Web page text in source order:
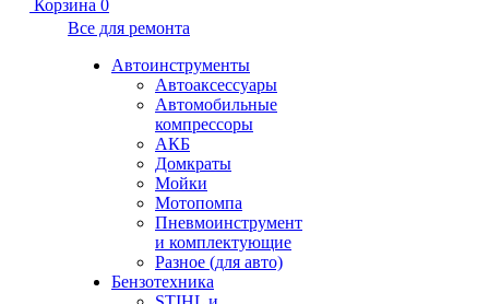
Корзина 0
Все для ремонта
Автоинструменты
Автоаксессуары
Автомобильные
компрессоры
АКБ
Домкраты
Мойки
Мотопомпа
Пневмоинструмент
и комплектующие
Разное (для авто)
Бензотехника